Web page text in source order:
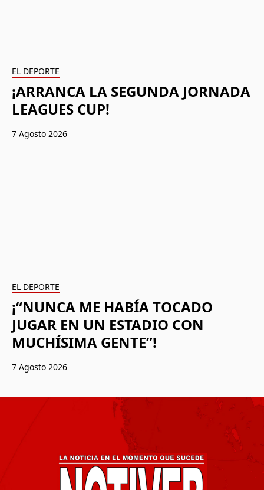
EL DEPORTE
¡ARRANCA LA SEGUNDA JORNADA
LEAGUES CUP!
7 Agosto 2026
EL DEPORTE
¡“NUNCA ME HABÍA TOCADO
JUGAR EN UN ESTADIO CON
MUCHÍSIMA GENTE”!
7 Agosto 2026